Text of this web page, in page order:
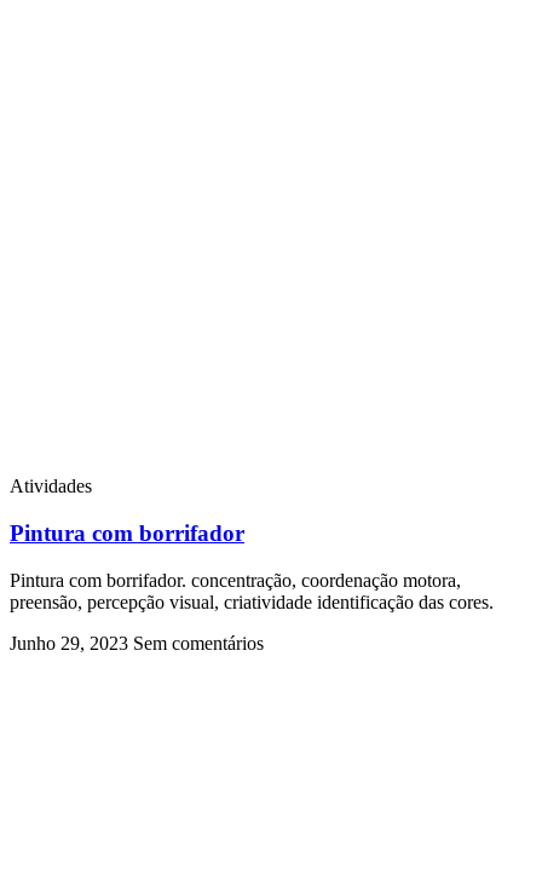
Atividades
Pintura com borrifador
Pintura com borrifador. concentração, coordenação motora,
preensão, percepção visual, criatividade identificação das cores.
Junho 29, 2023 Sem comentários